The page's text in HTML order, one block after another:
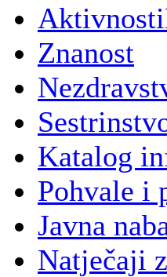
Aktivnosti
Znanost
Katalog
Pohvale i
Javna
Natječaji